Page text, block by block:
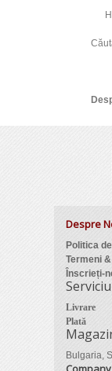
Despre
Politica
Termeni
Înscrieți-
Livrare
Plată
Bulgaria,